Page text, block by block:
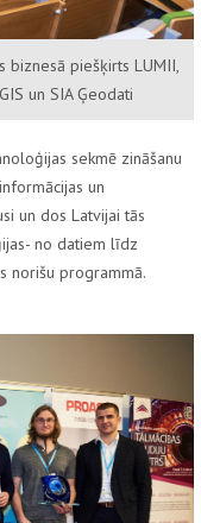
biznesā piešķirts LUMII,
un SIA Ģeodati
sekmē zināšanu
un
un dos Latvijai tās
no datiem līdz
norišu programmā.